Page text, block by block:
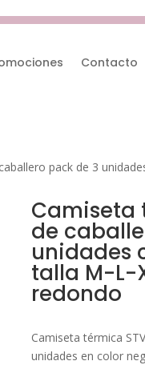
Contacto
pack de 3
Camiseta
de
unidades
talla M-L-
redondo
Camiseta térmica
unidades en color